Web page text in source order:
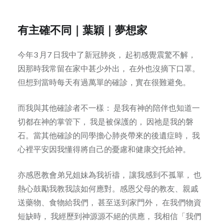
有主確不同 ｜ 葉穎｜夢想家
今年3 月7 日我中了新冠肺炎， 起初感覺震驚不解，
因那時我常留在家中甚少外出， 在外也沒摘下口罩。
但想到當時每天有過萬單的確診，實在很難避免。
而我與其他確診者不一樣： 是我有神的陪伴也知道一
切都在神的掌管下， 我是被保護的， 因祂是我的磐
石。當其他確診的同學擔心肺炎帶來的後遺症時， 我
心裡平安因我懂得將自己的憂慮和健康交托給神。
亦感恩教會弟兄姐妹為我祈禱， 讓我感到不孤單， 也
熱心鼓勵我教我該如何應對。感恩父母的教友、親戚
送藥物、食物給我們， 甚至送到家門外， 在我們物資
短缺時， 我經歷到神源源不絕的供應， 我相信「我們